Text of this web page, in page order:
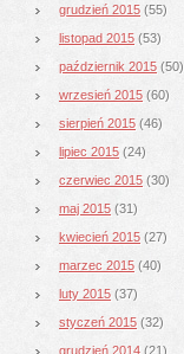
grudzień 2015 (55)
listopad 2015 (53)
październik 2015 (50)
wrzesień 2015 (60)
sierpień 2015 (46)
lipiec 2015 (24)
czerwiec 2015 (30)
maj 2015 (31)
kwiecień 2015 (27)
marzec 2015 (40)
luty 2015 (37)
styczeń 2015 (32)
grudzień 2014 (21)